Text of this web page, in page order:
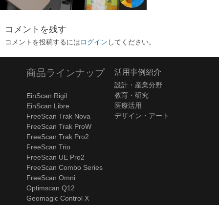
コメントを残す
コメントを投稿するにはログイン してください。
商品ラインナップ
EinScan Rigil
EinScan Libre
FreeScan Trak Nova
FreeScan Trak ProW
FreeScan Trak Pro2
FreeScan Trio
FreeScan UE Pro2
FreeScan Combo Series
FreeScan Omni
Optimscan Q12
Geomagic Control X
活用事例紹介
設計・産業分野
教育・研究
医療活用
デザイン・アート